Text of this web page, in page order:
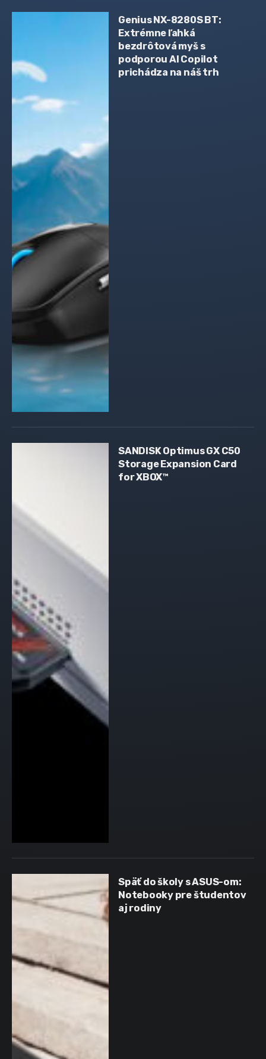
Genius NX-8280S BT:
Extrémne ľahká
bezdrôtová myš s
podporou AI Copilot
prichádza na náš trh
SANDISK Optimus GX C50
Storage Expansion Card
for XBOX™
Späť do školy s ASUS-om:
Notebooky pre študentov
aj rodiny